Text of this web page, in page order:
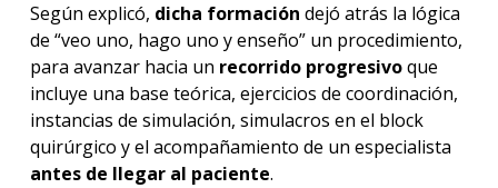
Según explicó, dicha formación dejó atrás la lógica
de “veo uno, hago uno y enseño” un procedimiento,
para avanzar hacia un recorrido progresivoque
incluye una base teórica, ejercicios de coordinación,
instancias de simulación, simulacros en el block
quirúrgico y el acompañamiento de un especialista
antes de llegar al paciente.